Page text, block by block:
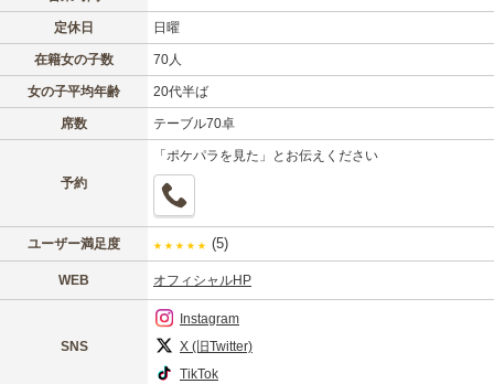
定休日 日曜
在籍女の子数 70人
女の子平均年齢 20代半ば
席数 テーブル70卓
予約
「ポケパラを見た」とお伝えください
ユーザー満足度 ★ ★ ★ ★ ★ (5)
WEB オフィシャルHP
SNS
Instagram
X (旧Twitter)
TikTok